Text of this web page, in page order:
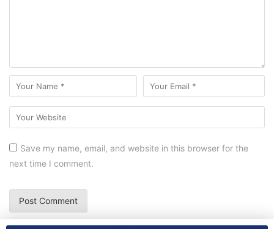
Save my name, email, and website in this browser for the
next time I comment.